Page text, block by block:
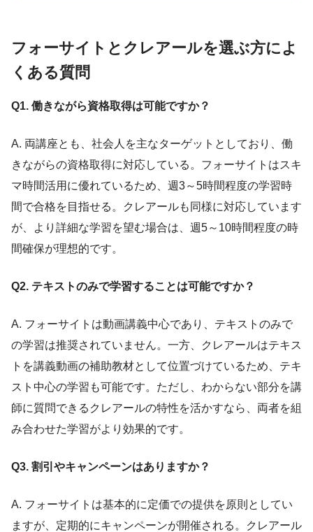
フォーサイトとクレアールを選ぶ方によ
くある質問
Q1. 働きながら資格取得は可能ですか？
A. 両講座とも、社会人を主なターゲットとしており、働
きながらの資格取得に対応している。フォーサイトはスキ
マ時間活用に優れているため、週3～5時間程度の学習時
間で合格を目指せる。クレアールも同様に対応しています
が、より詳細な学習を望む場合は、週5～10時間程度の時
間確保が理想的です。
Q2. テキストのみで学習することは可能ですか？
A. フォーサイトは動画講義中心であり、テキストのみで
の学習は推奨されていません。一方、クレアールはテキス
トを講義動画の補助教材として位置づけているため、テキ
スト中心の学習も可能です。ただし、わからない部分を講
師に質問できるクレアールの特性を活かすなら、両者を組
み合わせた学習がより効果的です。
Q3. 割引やキャンペーンはありますか？
A. フォーサイトは基本的に定価での提供を原則としてい
ますが、定期的にキャンペーンが開催される。クレアール